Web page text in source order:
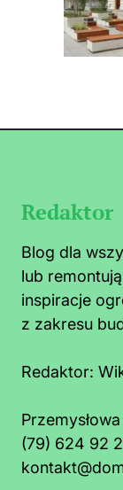
Co zrobić na
Redaktor
Blog dla
lub
inspiracje
z zakresu
Redaktor:
(79) 624 92